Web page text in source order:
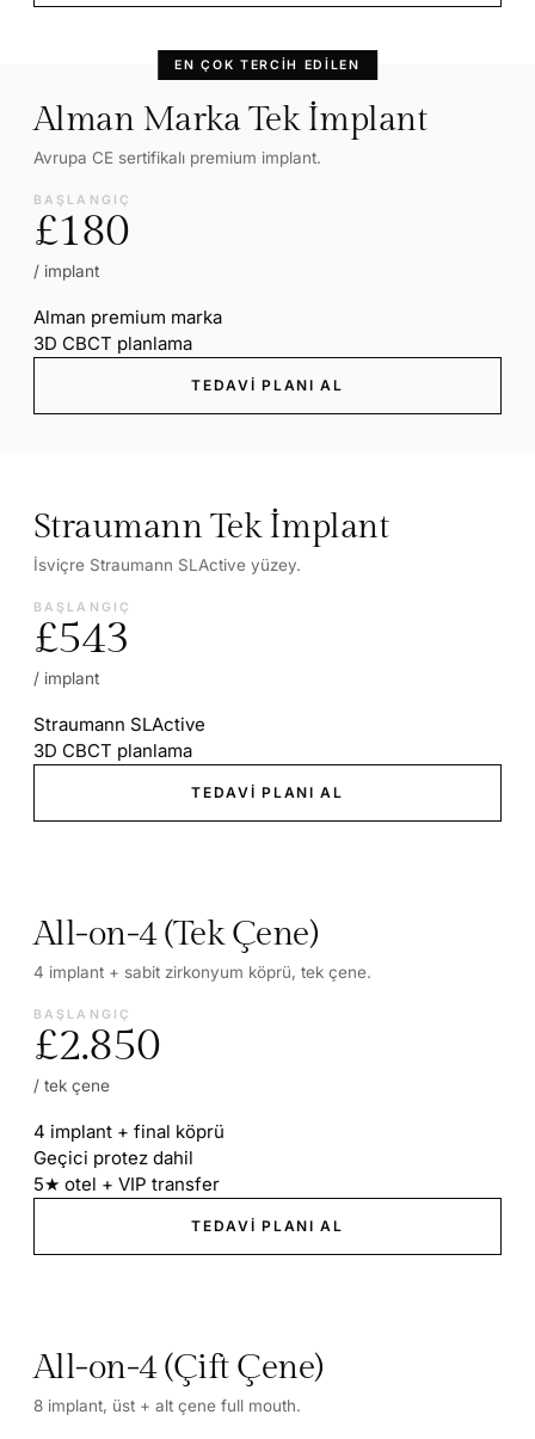
EN ÇOK TERCIH EDILEN
Alman Marka Tek İmplant
Avrupa CE sertifikalı premium implant.
BAŞLANGIÇ
£180
/ implant
Alman premium marka
3D CBCT planlama
TEDAVI PLANI AL
Straumann Tek İmplant
İsviçre Straumann SLActive yüzey.
BAŞLANGIÇ
£543
/ implant
Straumann SLActive
3D CBCT planlama
TEDAVI PLANI AL
All-on-4 (Tek Çene)
4 implant + sabit zirkonyum köprü, tek çene.
BAŞLANGIÇ
£2.850
/ tek çene
4 implant + final köprü
Geçici protez dahil
5★ otel + VIP transfer
TEDAVI PLANI AL
All-on-4 (Çift Çene)
8 implant, üst + alt çene full mouth.